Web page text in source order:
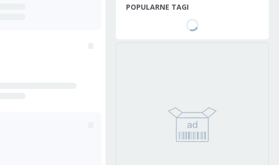
POPULARNE TAGI